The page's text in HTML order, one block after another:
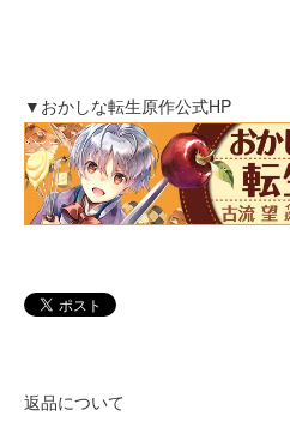
▼おかしな転生原作公式HP
返品について